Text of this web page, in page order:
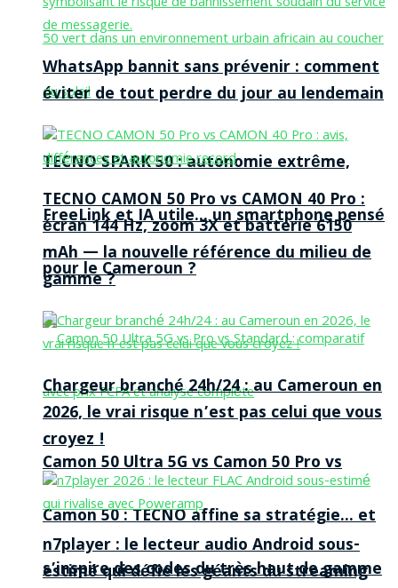
TECNO SPARK 50 : autonomie extrême,
FreeLink et IA utile… un smartphone pensé
pour le Cameroun ?
Camon 50 Ultra 5G vs Camon 50 Pro vs
Camon 50 : TECNO affine sa stratégie… et
s’inspire des codes du très haut de gamme
WhatsApp bannit sans prévenir : comment
éviter de tout perdre du jour au lendemain
TECNO CAMON 50 Pro vs CAMON 40 Pro :
écran 144 Hz, zoom 3X et batterie 6150
mAh — la nouvelle référence du milieu de
gamme ?
Chargeur branché 24h/24 : au Cameroun en
2026, le vrai risque n’est pas celui que vous
croyez !
n7player : le lecteur audio Android sous-
estimé qui défie les géants du streaming